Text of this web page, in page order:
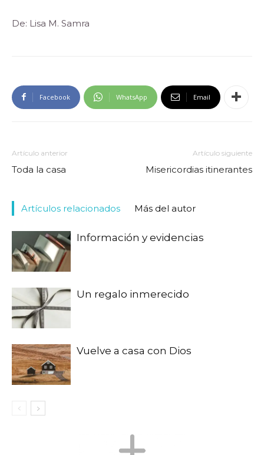
De: Lisa M. Samra
Facebook WhatsApp Email
Artículo anterior
Toda la casa
Artículo siguiente
Misericordias itinerantes
Artículos relacionados Más del autor
Información y evidencias
Un regalo inmerecido
Vuelve a casa con Dios